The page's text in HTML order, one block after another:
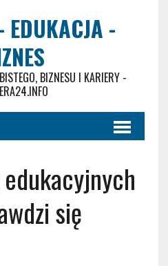
-
BIZNESU I KARIERY -
się